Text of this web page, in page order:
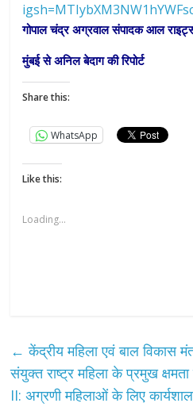
igsh=
गोपाल चंद्र अग्रवाल संपादक आल
मुंबई से अनिल बेदाग की रिपोर्ट
Share this:
WhatsApp
Like this:
Loading...
← केंद्रीय महिला एवं बाल विकास
संयुक्त राष्ट्र महिला के प्रमुख
II: अग्रणी महिलाओं के लिए